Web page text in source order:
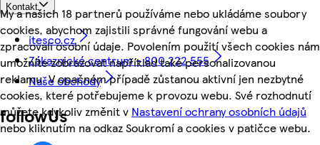
My a našich 18 partnerů používáme nebo ukládáme soubory
cookies, abychom zajistili správné fungování webu a
zpracovali osobní údaje. Povolením použití všech cookies nám
umožníte zobrazovat například také personalizovanou
reklamu. V opačném případě zůstanou aktivní jen nezbytné
cookies, které potřebujeme k provozu webu. Své rozhodnutí
můžete kdykoliv změnit v Nastavení ochrany osobních údajů
nebo kliknutím na odkaz Soukromí a cookies v patičce webu.
Kontakt
itesco.cz
Zákaznické centrum - 800 222 555
Naše obchody
followUs